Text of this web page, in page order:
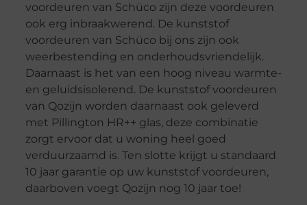
voordeuren van Schüco zijn deze voordeuren
ook erg inbraakwerend. De kunststof
voordeuren van Schüco bij ons zijn ook
weerbestending en onderhoudsvriendelijk.
Daarnaast is het van een hoog niveau warmte-
en geluidsisolerend. De kunststof voordeuren
van Qozijn worden daarnaast ook geleverd
met Pillington HR++ glas, deze combinatie
zorgt ervoor dat u woning heel goed
verduurzaamd is. Ten slotte krijgt u standaard
10 jaar garantie op uw kunststof voordeuren,
daarboven voegt Qozijn nog 10 jaar toe!